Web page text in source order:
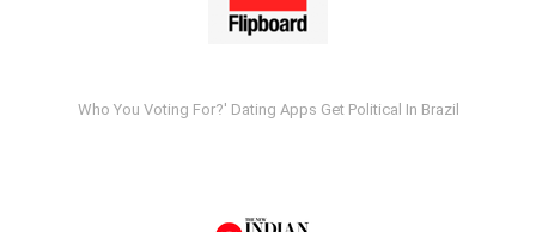
Who You Voting For?' Dating Apps Get Political In Brazil